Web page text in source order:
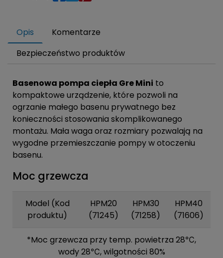
Opis
Komentarze
Bezpieczeństwo produktów
Basenowa pompa ciepła Gre Mini to
kompaktowe urządzenie, które pozwoli na
ogrzanie małego basenu prywatnego bez
konieczności stosowania skomplikowanego
montażu. Mała waga oraz rozmiary pozwalają na
wygodne przemieszczanie pompy w otoczeniu
basenu.
Moc grzewcza
Model (Kod
produktu)
HPM20
(71245)
HPM30
(71258)
HPM40
(71606)
*Moc grzewcza przy temp. powietrza 28℃,
wody 28℃, wilgotności 80%